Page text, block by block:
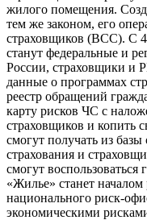
жилого помещения.
тем же законом, его
страховщиков (ВСС). С 4
станут федеральные и
России, страховщики и
данные о программах
реестр обращений
карту рисков ЧС с
страховщиков и копить
смогут получать из
страхования и
смогут
«Жилье» станет началом
национального риск-
экономическими